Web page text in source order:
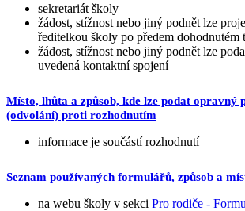
sekretariát školy
žádost, stížnost nebo jiný podnět lze
ředitelkou školy po předem dohodnutém
žádost, stížnost nebo jiný podnět lze
uvedená kontaktní spojení
Místo, lhůta a způsob, kde lze podat opravný
(odvolání) proti rozhodnutím
informace je součástí rozhodnutí
Seznam používaných formulářů, způsob a
na webu školy v sekci Pro rodiče -